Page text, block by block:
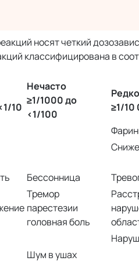
носят четкий
классифицирована в
10
Нечасто
≥1/1000 до
<1/100
Редко
≥1/10
Бессонница
Тремор
парестезии
головная боль
Шум в ушах